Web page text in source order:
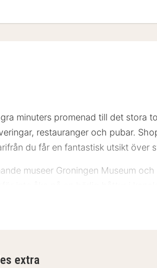
minuters promenad till det stora
restauranger och pubar.
du får en fantastisk utsikt över
museer Groningen Museum
inte åka på en härlig båttur i
bekväma rum. Alla rum har
extra